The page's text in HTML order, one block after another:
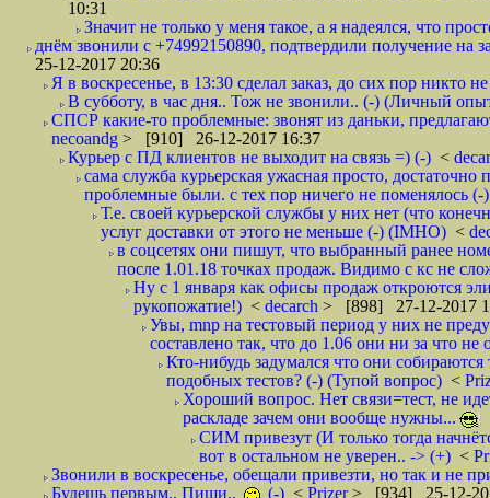
10:31
Значит не только у меня такое, а я надеялся, что
днём звонили с +74992150890, подтвердили получение на
25-12-2017 20:36
Я в воскресенье, в 13:30 сделал заказ, до сих пор никто
В субботу, в час дня.. Тож не звонили.. (-) (Личный
СПСР какие-то проблемные: звонят из даньки,
necoandg > [910] 26-12-2017 16:37
Курьер с ПД клиентов не выходит на связь =) (-) <
сама служба курьерская ужасная просто,
проблемные были. с тех пор ничего не поменялось (-)
Т.е. своей курьерской службы у них нет (что
услуг доставки от этого не меньше (-) (IMHO) <
в соцсетях они пишут, что выбранный ранее
после 1.01.18 точках продаж. Видимо с кс не
Ну с 1 января как офисы продаж откроются
рукопожатие!) < decarch > [898] 27-12-2017
Увы, mnp на тестовый период у них не
составлено так, что до 1.06 они ни за что не
Кто-нибудь задумался что они
подобных тестов? (-) (Тупой вопрос) <
Хороший вопрос. Нет связи=тест, не
раскладе зачем они вообще нужны...
СИМ привезут (И только тогда
вот в остальном не уверен.. -> (+) <
Звонили в воскресенье, обещали привезти, но так и не
Будешь первым.. Пиши..
(-) < Prizer> [934] 25-12-